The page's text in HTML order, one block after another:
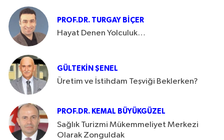
PROF.DR. TURGAY BIÇER
Hayat Denen Yolculuk…
GÜLTEKIN ŞENEL
Üretim ve İstihdam Teşviği Beklerken?
PROF.DR. KEMAL BÜYÜKGÜZEL
Sağlık Turizmi Mükemmeliyet Merkezi
Olarak Zonguldak